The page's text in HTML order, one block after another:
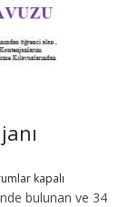
kapalı
bulunan ve 34